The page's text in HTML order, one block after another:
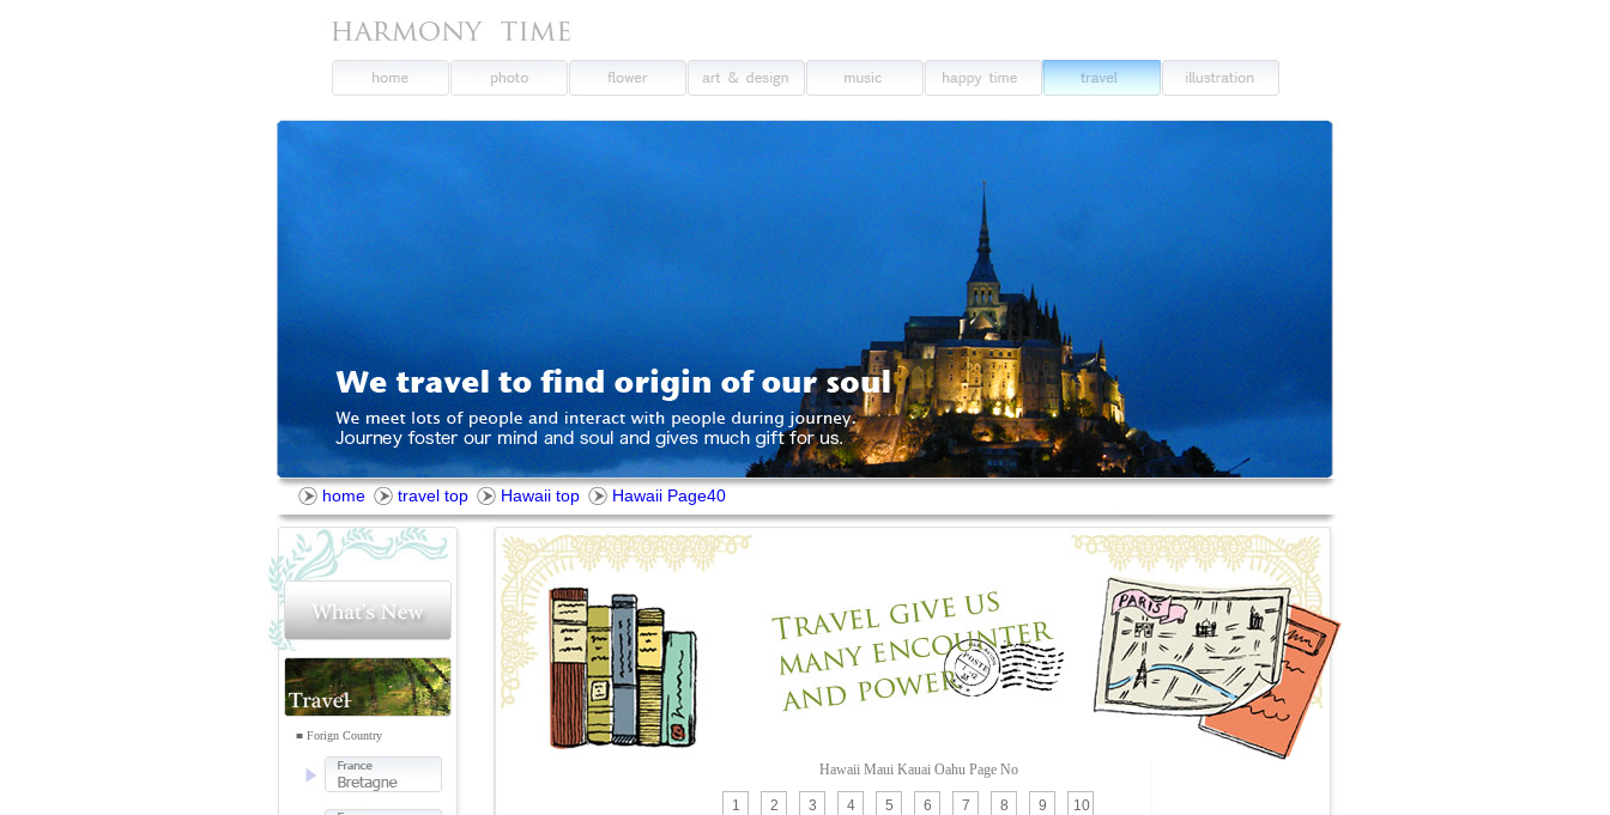
home travel top Hawaii top Hawaii Page40
■ Forign Country
Hawaii Maui Kauai Oahu Page No
1 2 3 4 5 6 7 8 9 10